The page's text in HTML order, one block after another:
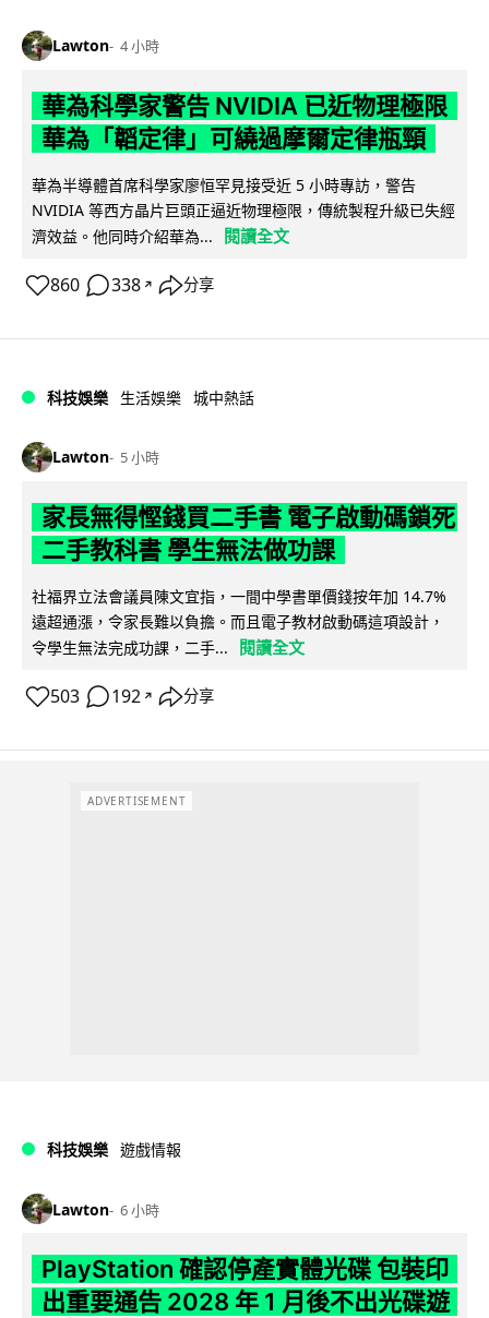
Lawton 4 小時
華為科學家警告 NVIDIA 已近物理極限
華為「韜定律」可繞過摩爾定律瓶頸
華為半導體首席科學家廖恒罕見接受近 5 小時專訪，警告
NVIDIA 等西方晶片巨頭正逼近物理極限，傳統製程升級已失經
濟效益。他同時介紹華為...
閱讀全文
860 338 ↗ 分享
科技娛樂 生活娛樂 城中熱話
Lawton 5 小時
家長無得慳錢買二手書 電子啟動碼鎖死
二手教科書 學生無法做功課
社福界立法會議員陳文宜指，一間中學書單價錢按年加 14.7%
遠超通漲，令家長難以負擔。而且電子教材啟動碼這項設計，
令學生無法完成功課，二手...
閱讀全文
503 192 ↗ 分享
ADVERTISEMENT
科技娛樂 遊戲情報
Lawton 6 小時
PlayStation 確認停產實體光碟 包裝印
出重要通告 2028 年 1 月後不出光碟遊